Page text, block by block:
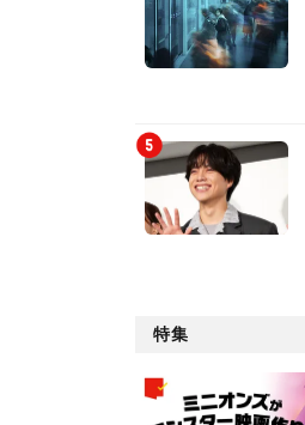
特集